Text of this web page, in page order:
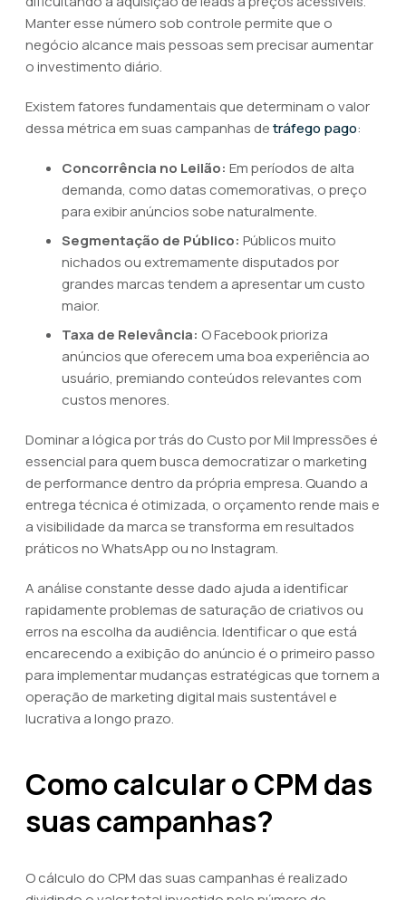
Manter esse número sob controle permite que o
negócio alcance mais pessoas sem precisar aumentar
o investimento diário.
Existem fatores fundamentais que determinam o valor
dessa métrica em suas campanhas detráfego pago:
Concorrência no Leilão: Em períodos de alta
demanda, como datas comemorativas, o preço
para exibir anúncios sobe naturalmente.
Segmentação de Público: Públicos muito
nichados ou extremamente disputados por
grandes marcas tendem a apresentar um custo
maior.
Taxa de Relevância: O Facebook prioriza
anúncios que oferecem uma boa experiência ao
usuário, premiando conteúdos relevantes com
custos menores.
Dominar a lógica por trás do Custo por Mil Impressões é
essencial para quem busca democratizar o marketing
de performance dentro da própria empresa. Quando a
entrega técnica é otimizada, o orçamento rende mais e
a visibilidade da marca se transforma em resultados
práticos no WhatsApp ou no Instagram.
A análise constante desse dado ajuda a identificar
rapidamente problemas de saturação de criativos ou
erros na escolha da audiência. Identificar o que está
encarecendo a exibição do anúncio é o primeiro passo
para implementar mudanças estratégicas que tornem a
operação de marketing digital mais sustentável e
lucrativa a longo prazo.
Como calcular o CPM das
suas campanhas?
O cálculo do CPM das suas campanhas é realizado